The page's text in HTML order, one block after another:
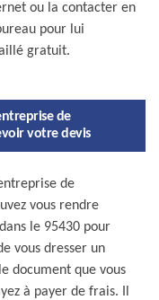
ou la contacter en
pour lui
gratuit.
de
votre devis
de
vous rendre
le 95430 pour
vous dresser un
document que vous
à payer de frais. Il